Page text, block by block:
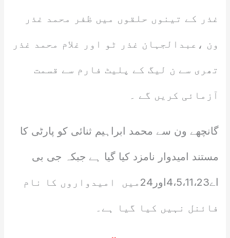
غذر کے تینوں حلقوں میں ظفر محمد غذر
ون ،عبدالجہان غذر ٹو اور غلام محمد غذر
تھری سے ن لیگ کے پلیٹ فارم سے قسمت
آزمائی کریں گے ۔
گانچھے ون سے محمد ابراہیم ثنائی کو پارٹی کا
مستند امیدوار نامزد کیا گیا ہے جبکہ جی بی
اے4،5،11،23اور24میں امیدواروں کا نام
فائنل نہیں کیا گیا ہے۔